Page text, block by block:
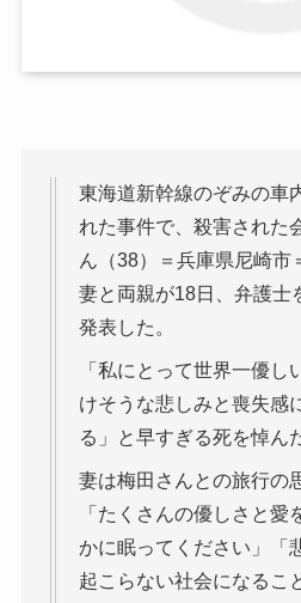
東海道新幹線のぞみの車
れた事件で、殺害された
ん（38）＝兵庫県尼崎市
妻と両親が18日、弁護士
発表した。
「私にとって世界一優し
けそうな悲しみと喪失感
る」と早すぎる死を悼ん
妻は梅田さんとの旅行の
「たくさんの優しさと愛
かに眠ってください」「
起こらない社会になるこ